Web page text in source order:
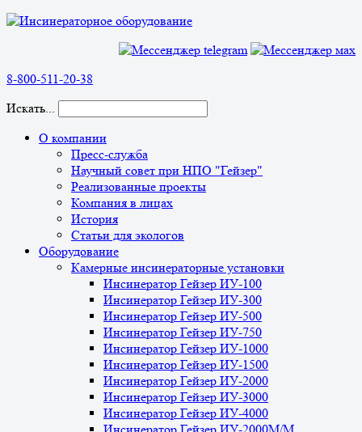
8-800-511-20-38
Искать...
О компании
Пресс-служба
Научный совет при НПО "Гейзер"
Реализованные проекты
Компания в лицах
История
Статьи для экологов
Оборудование
Камерные инсинераторные установки
Инсинератор Гейзер ИУ-100
Инсинератор Гейзер ИУ-300
Инсинератор Гейзер ИУ-500
Инсинератор Гейзер ИУ-750
Инсинератор Гейзер ИУ-1000
Инсинератор Гейзер ИУ-1500
Инсинератор Гейзер ИУ-2000
Инсинератор Гейзер ИУ-3000
Инсинератор Гейзер ИУ-4000